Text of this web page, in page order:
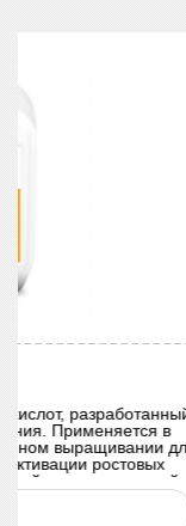
Комплексный
направления
и